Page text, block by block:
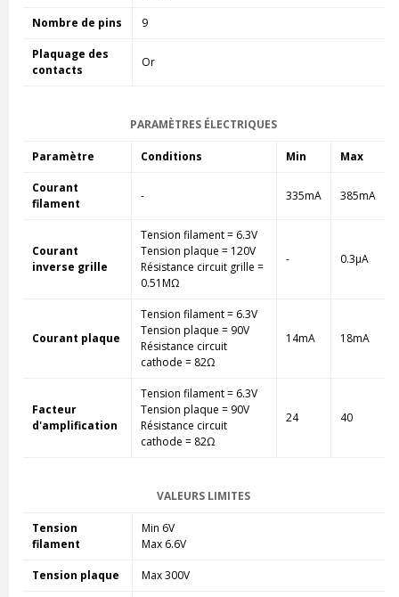
Nombre de pins 9
Plaquage des
contacts
Or
PARAMÈTRES ÉLECTRIQUES
Paramètre Conditions Min Max
Courant
filament
- 335mA 385mA
Courant
inverse grille
Tension filament = 6.3V
Tension plaque = 120V
Résistance circuit grille =
0.51MΩ
- 0.3µA
Courant plaque
Tension filament = 6.3V
Tension plaque = 90V
Résistance circuit
cathode = 82Ω
14mA 18mA
Facteur
d'amplification
Tension filament = 6.3V
Tension plaque = 90V
Résistance circuit
cathode = 82Ω
24 40
VALEURS LIMITES
Tension
filament
Min 6V
Max 6.6V
Tension plaque Max 300V